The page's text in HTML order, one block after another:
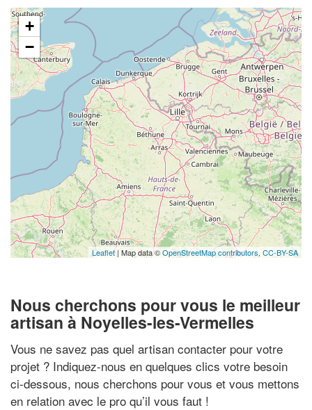
+
−
Leaflet| Map data ©OpenStreetMap contributors, CC-BY-SA
Nous cherchons pour vous le meilleur
artisan à Noyelles-les-Vermelles
Vous ne savez pas quel artisan contacter pour votre
projet ? Indiquez-nous en quelques clics votre besoin
ci-dessous, nous cherchons pour vous et vous mettons
en relation avec le pro qu’il vous faut !